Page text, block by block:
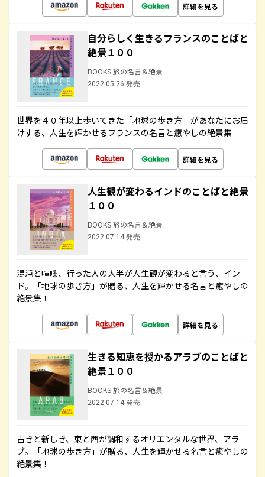
詳細を見る
自分らしく生きるフランスのことばと
絶景１００
BOOKS 旅の名言＆絶景
2022.05.26 発売
世界を４０年以上歩いてきた「地球の歩き方」があなたにお届
けする、人生を輝かせるフランスの名言と癒やしの絶景集
詳細を見る
人生観が変わるインドのことばと絶景
１００
BOOKS 旅の名言＆絶景
2022.07.14 発売
混沌と喧噪、行った人の大半が人生観が変わると言う、イン
ド。「地球の歩き方」が贈る、人生を輝かせる名言と癒やしの
絶景集！
詳細を見る
生きる知恵を授かるアラブのことばと
絶景１００
BOOKS 旅の名言＆絶景
2022.07.14 発売
古きと新しき、東と西が調和するオリエンタルな世界、アラ
ブ。「地球の歩き方」が贈る、人生を輝かせる名言と癒やしの
絶景集！